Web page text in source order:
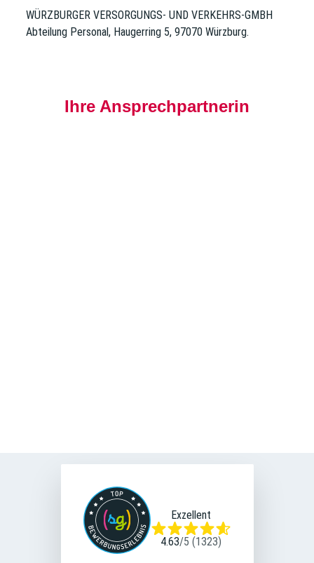
WÜRZBURGER VERSORGUNGS- UND VERKEHRS-GMBH
Abteilung Personal, Haugerring 5, 97070 Würzburg.
Ihre Ansprechpartnerin
Exzellent
4.63/5 (1323)